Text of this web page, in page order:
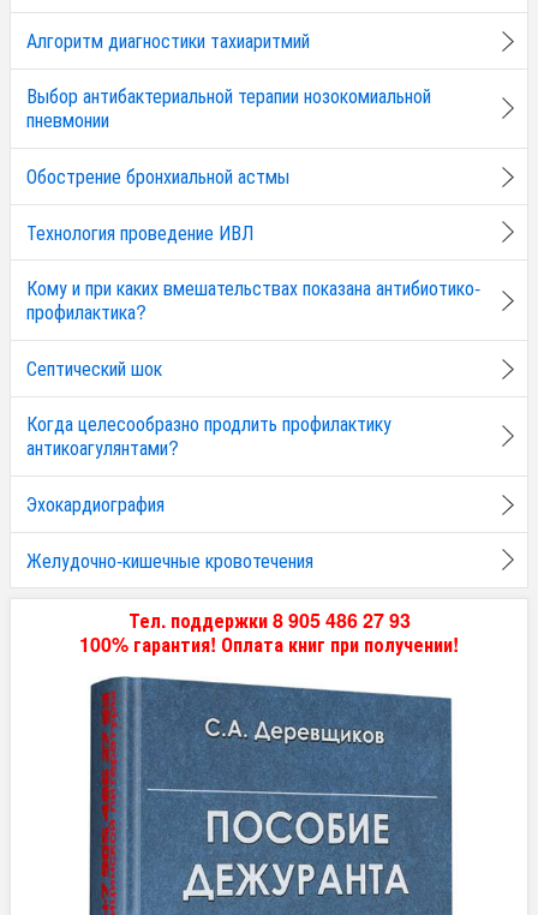
Алгоритм диагностики тахиаритмий
Выбор антибактериальной терапии нозокомиальной
пневмонии
Обострение бронхиальной астмы
Технология проведение ИВЛ
Кому и при каких вмешательствах показана антибиотико-
профилактика?
Септический шок
Когда целесообразно продлить профилактику
антикоагулянтами?
Эхокардиография
Желудочно-кишечные кровотечения
Тел. поддержки 8 905 486 27 93
100% гарантия! Оплата книг при получении!